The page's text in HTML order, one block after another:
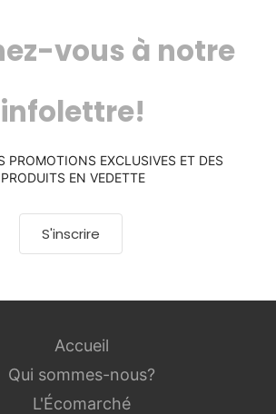
vous à notre
infolettre!
PROMOTIONS EXCLUSIVES ET DES
PRODUITS EN VEDETTE
S'inscrire
Accueil
Qui sommes-nous?
L'Écomarché